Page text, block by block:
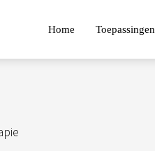
Home Toepassingen